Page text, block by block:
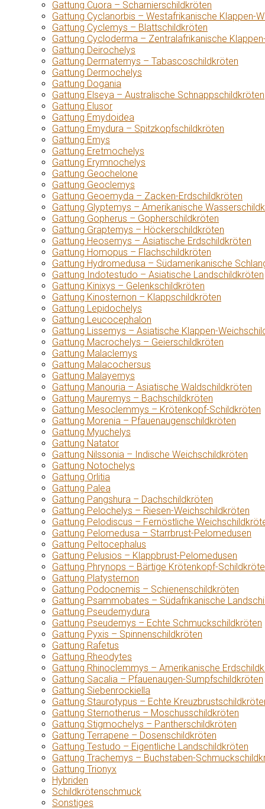
Gattung Cuora – Scharnierschildkröten
Gattung Cyclanorbis – Westafrikanische Klappen-
Gattung Cyclemys – Blattschildkröten
Gattung Cycloderma – Zentralafrikanische
Gattung Deirochelys
Gattung Dermatemys – Tabascoschildkröten
Gattung Dermochelys
Gattung Dogania
Gattung Elseya – Australische Schnappschildkröten
Gattung Elusor
Gattung Emydoidea
Gattung Emydura – Spitzkopfschildkröten
Gattung Emys
Gattung Eretmochelys
Gattung Erymnochelys
Gattung Geochelone
Gattung Geoclemys
Gattung Geoemyda – Zacken-Erdschildkröten
Gattung Glyptemys – Amerikanische
Gattung Gopherus – Gopherschildkröten
Gattung Graptemys – Höckerschildkröten
Gattung Heosemys – Asiatische Erdschildkröten
Gattung Homopus – Flachschildkröten
Gattung Hydromedusa – Südamerikanische
Gattung Indotestudo – Asiatische Landschildkröten
Gattung Kinixys – Gelenkschildkröten
Gattung Kinosternon – Klappschildkröten
Gattung Lepidochelys
Gattung Leucocephalon
Gattung Lissemys – Asiatische Klappen-
Gattung Macrochelys – Geierschildkröten
Gattung Malaclemys
Gattung Malacochersus
Gattung Malayemys
Gattung Manouria – Asiatische Waldschildkröten
Gattung Mauremys – Bachschildkröten
Gattung Mesoclemmys – Krötenkopf-Schildkröten
Gattung Morenia – Pfauenaugenschildkröten
Gattung Myuchelys
Gattung Natator
Gattung Nilssonia – Indische Weichschildkröten
Gattung Notochelys
Gattung Orlitia
Gattung Palea
Gattung Pangshura – Dachschildkröten
Gattung Pelochelys – Riesen-Weichschildkröten
Gattung Pelodiscus – Fernöstliche
Gattung Pelomedusa – Starrbrust-Pelomedusen
Gattung Peltocephalus
Gattung Pelusios – Klappbrust-Pelomedusen
Gattung Phrynops – Bärtige Krötenkopf-
Gattung Platysternon
Gattung Podocnemis – Schienenschildkröten
Gattung Psammobates – Südafrikanische
Gattung Pseudemydura
Gattung Pseudemys – Echte Schmuckschildkröten
Gattung Pyxis – Spinnenschildkröten
Gattung Rafetus
Gattung Rheodytes
Gattung Rhinoclemmys – Amerikanische
Gattung Sacalia – Pfauenaugen-Sumpfschildkröten
Gattung Siebenrockiella
Gattung Staurotypus – Echte
Gattung Sternotherus – Moschusschildkröten
Gattung Stigmochelys – Pantherschildkröten
Gattung Terrapene – Dosenschildkröten
Gattung Testudo – Eigentliche Landschildkröten
Gattung Trachemys – Buchstaben-
Gattung Trionyx
Hybriden
Schildkrötenschmuck
Sonstiges